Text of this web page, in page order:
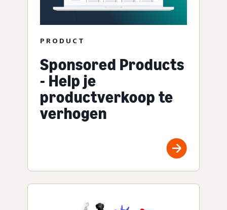
PRODUCT
Sponsored Products
- Help je
productverkoop te
verhogen